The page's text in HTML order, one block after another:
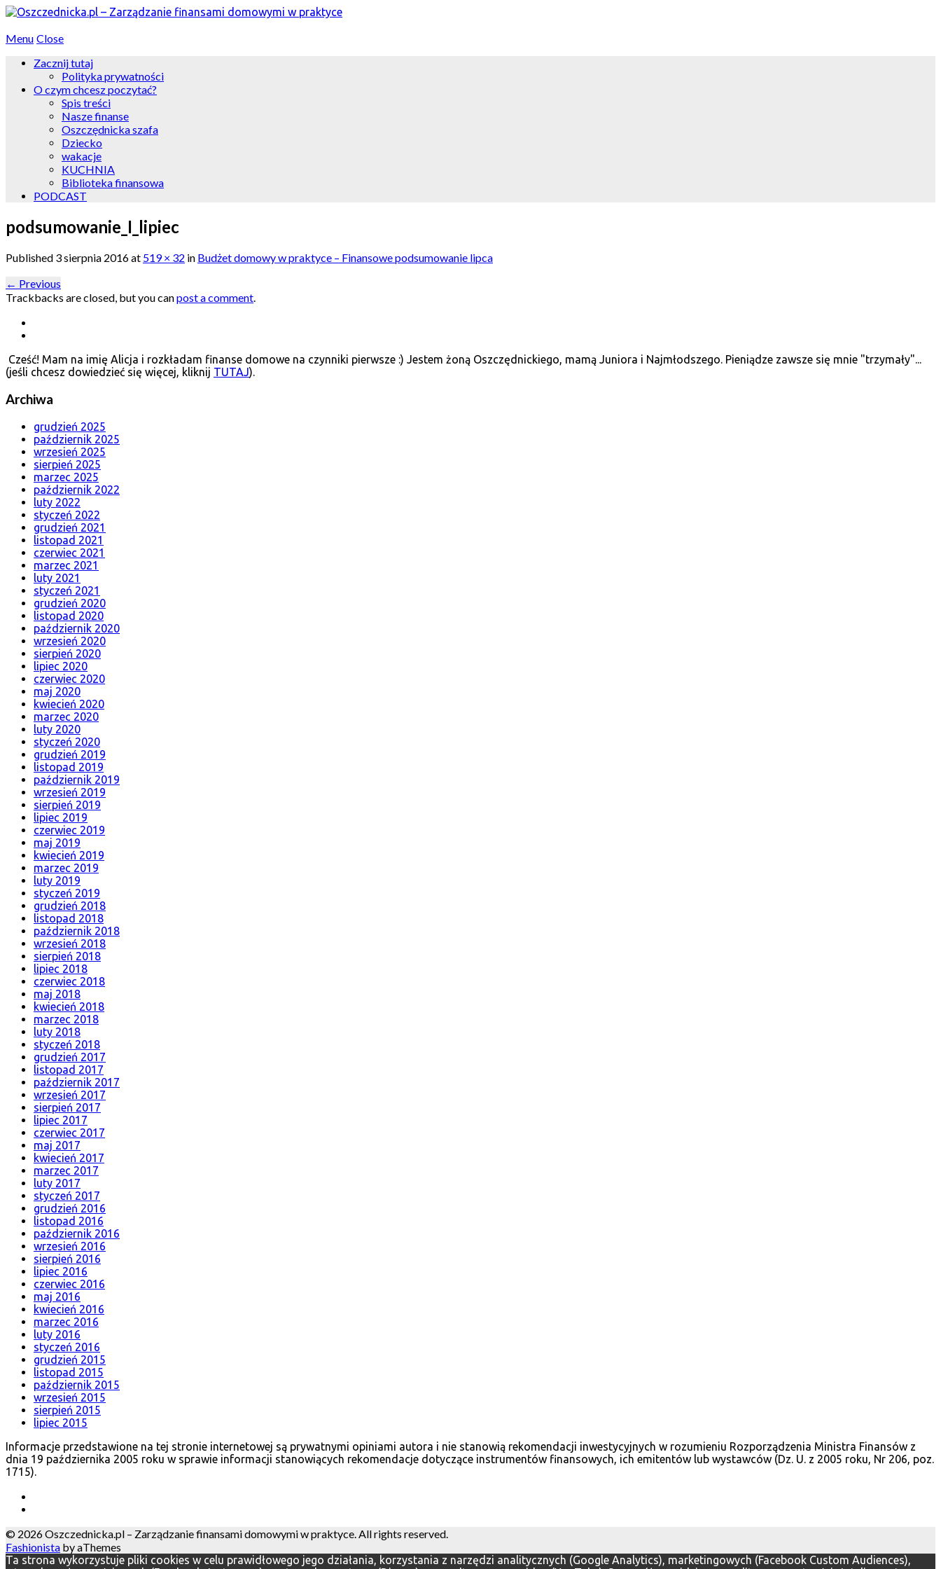
Menu Close
Zacznij tutaj
Polityka prywatności
O czym chcesz poczytać?
Spis treści
Nasze finanse
Oszczędnicka szafa
Dziecko
wakacje
KUCHNIA
Biblioteka finansowa
PODCAST
podsumowanie_I_lipiec
Published 3 sierpnia 2016at 519 × 32 in Budżet domowy w praktyce – Finansowe podsumowanie lipca
← Previous
Trackbacks are closed, but you canpost a comment
Cześć! Mam na imię Alicja i rozkładam finanse domowe na czynniki pierwsze :) Jestem żoną Oszczędnickiego, mamą Juniora i Najmłodszego. Pieniądze zawsze się mnie "trzymały"...
(jeśli chcesz dowiedzieć się więcej, kliknij TUTAJ).
Archiwa
grudzień 2025
październik 2025
wrzesień 2025
sierpień 2025
marzec 2025
październik 2022
luty 2022
styczeń 2022
grudzień 2021
listopad 2021
czerwiec 2021
marzec 2021
luty 2021
styczeń 2021
grudzień 2020
listopad 2020
październik 2020
wrzesień 2020
sierpień 2020
lipiec 2020
czerwiec 2020
maj 2020
kwiecień 2020
marzec 2020
luty 2020
styczeń 2020
grudzień 2019
listopad 2019
październik 2019
wrzesień 2019
sierpień 2019
lipiec 2019
czerwiec 2019
maj 2019
kwiecień 2019
marzec 2019
luty 2019
styczeń 2019
grudzień 2018
listopad 2018
październik 2018
wrzesień 2018
sierpień 2018
lipiec 2018
czerwiec 2018
maj 2018
kwiecień 2018
marzec 2018
luty 2018
styczeń 2018
grudzień 2017
listopad 2017
październik 2017
wrzesień 2017
sierpień 2017
lipiec 2017
czerwiec 2017
maj 2017
kwiecień 2017
marzec 2017
luty 2017
styczeń 2017
grudzień 2016
listopad 2016
październik 2016
wrzesień 2016
sierpień 2016
lipiec 2016
czerwiec 2016
maj 2016
kwiecień 2016
marzec 2016
luty 2016
styczeń 2016
grudzień 2015
listopad 2015
październik 2015
wrzesień 2015
sierpień 2015
lipiec 2015
Informacje przedstawione na tej stronie internetowej są prywatnymi opiniami autora i nie stanowią rekomendacji inwestycyjnych w rozumieniu Rozporządzenia Ministra Finansów z
dnia 19 października 2005 roku w sprawie informacji stanowiących rekomendacje dotyczące instrumentów finansowych, ich emitentów lub wystawców (Dz. U. z 2005 roku, Nr 206, poz.
1715).
© 2026 Oszczednicka.pl – Zarządzanie finansami domowymi w praktyce. All rights reserved.
Fashionista by aThemes
Ta strona wykorzystuje pliki cookies w celu prawidłowego jego działania, korzystania z narzędzi analitycznych (Google Analytics), marketingowych (Facebook Custom Audiences),